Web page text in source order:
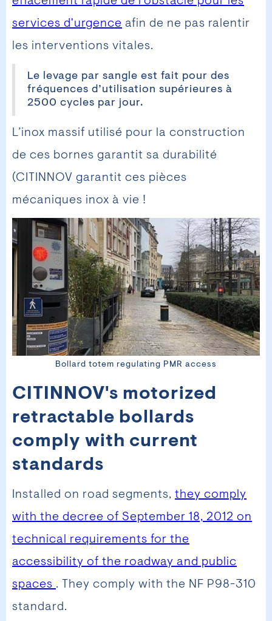
services d'urgence afin de ne pas ralentir
les interventions vitales.
Le levage par sangle est fait pour des
fréquences d’utilisation supérieures à
2500 cycles par jour.
L’inox massif utilisé pour la construction
de ces bornes garantit sa durabilité
(CITINNOV garantit ces pièces
mécaniques inox à vie !
Bollard totem regulating PMR access
CITINNOV's motorized
retractable bollards
comply with current
standards
Installed on road segments, they comply
with the decree of September 18, 2012 on
technical requirements for the
accessibility of the roadway and public
spaces . They comply with the NF P98-310
standard.